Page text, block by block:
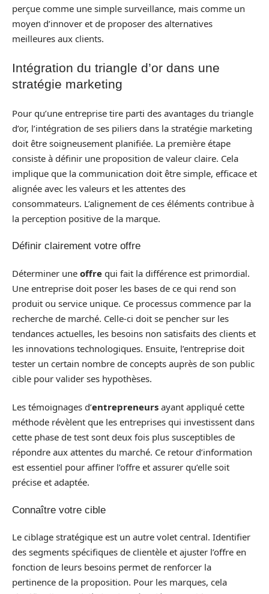
perçue comme une simple surveillance, mais comme un
moyen d’innover et de proposer des alternatives
meilleures aux clients.
Intégration du triangle d’or dans une
stratégie marketing
Pour qu’une entreprise tire parti des avantages du triangle
d’or, l’intégration de ses piliers dans la stratégie marketing
doit être soigneusement planifiée. La première étape
consiste à définir une proposition de valeur claire. Cela
implique que la communication doit être simple, efficace et
alignée avec les valeurs et les attentes des
consommateurs. L’alignement de ces éléments contribue à
la perception positive de la marque.
Définir clairement votre offre
Déterminer une offre qui fait la différence est primordial.
Une entreprise doit poser les bases de ce qui rend son
produit ou service unique. Ce processus commence par la
recherche de marché. Celle-ci doit se pencher sur les
tendances actuelles, les besoins non satisfaits des clients et
les innovations technologiques. Ensuite, l’entreprise doit
tester un certain nombre de concepts auprès de son public
cible pour valider ses hypothèses.
Les témoignages d’entrepreneurs ayant appliqué cette
méthode révèlent que les entreprises qui investissent dans
cette phase de test sont deux fois plus susceptibles de
répondre aux attentes du marché. Ce retour d’information
est essentiel pour affiner l’offre et assurer qu’elle soit
précise et adaptée.
Connaître votre cible
Le ciblage stratégique est un autre volet central. Identifier
des segments spécifiques de clientèle et ajuster l’offre en
fonction de leurs besoins permet de renforcer la
pertinence de la proposition. Pour les marques, cela